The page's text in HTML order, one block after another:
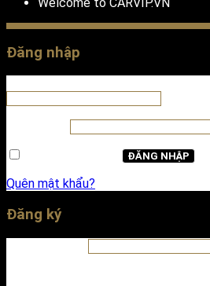
Đăng nhập
ĐĂNG NHẬP
Quên mật khẩu?
Đăng ký